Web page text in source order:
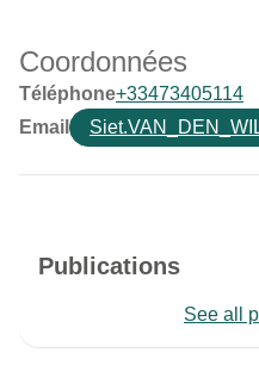
Coordonnées
Téléphone+33473405114
Email
Publications
See all